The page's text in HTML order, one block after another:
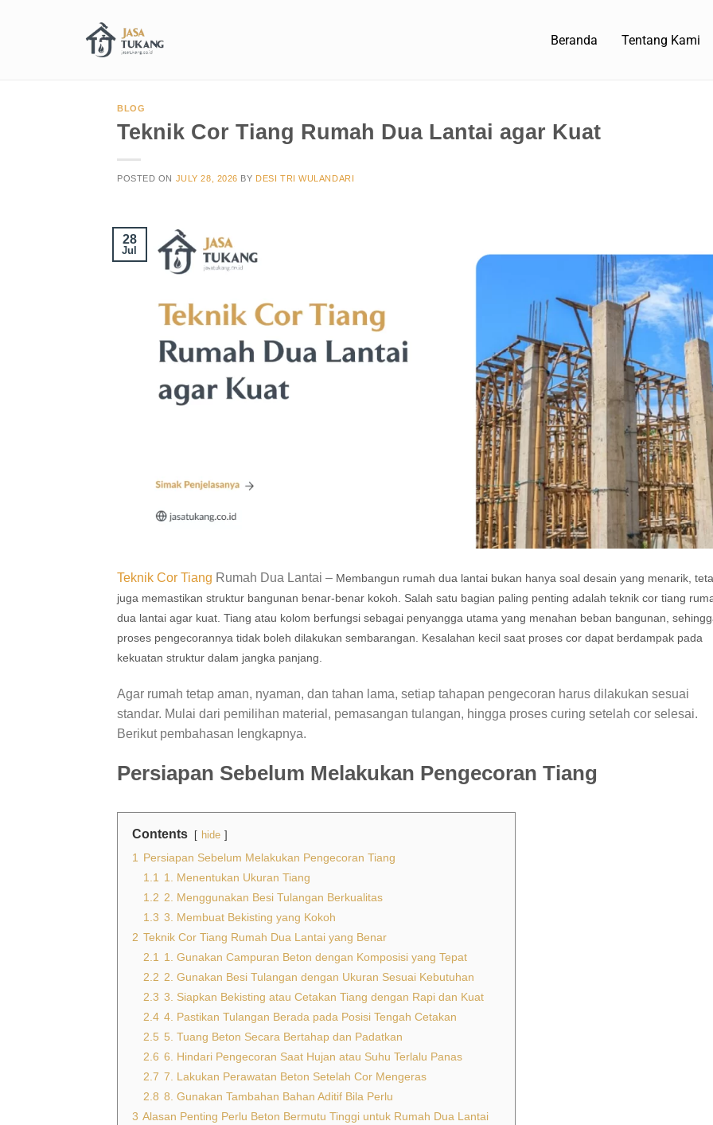
Beranda Tentang Kami
BLOG
Teknik Cor Tiang Rumah Dua Lantai agar Kuat
POSTED ON JULY 28, 2026 BY DESI TRI WULANDARI
28
Jul
Teknik Cor Tiang Rumah Dua Lantai – Membangun rumah dua lantai bukan hanya soal desain yang menarik,
juga memastikan struktur bangunan benar-benar kokoh. Salah satu bagian paling penting adalah teknik cor tiang
dua lantai agar kuat. Tiang atau kolom berfungsi sebagai penyangga utama yang menahan beban bangunan,
proses pengecorannya tidak boleh dilakukan sembarangan. Kesalahan kecil saat proses cor dapat berdampak pada
kekuatan struktur dalam jangka panjang.
Agar rumah tetap aman, nyaman, dan tahan lama, setiap tahapan pengecoran harus dilakukan sesuai
standar. Mulai dari pemilihan material, pemasangan tulangan, hingga proses curing setelah cor selesai.
Berikut pembahasan lengkapnya.
Persiapan Sebelum Melakukan Pengecoran Tiang
Contents hide
1
Persiapan Sebelum Melakukan Pengecoran Tiang
1.1
1. Menentukan Ukuran Tiang
1.2 2. Menggunakan Besi Tulangan Berkualitas
1.3 3. Membuat Bekisting yang Kokoh
2 Teknik Cor Tiang Rumah Dua Lantai yang Benar
2.1
1. Gunakan Campuran Beton dengan Komposisi yang Tepat
2.2 2. Gunakan Besi Tulangan dengan Ukuran Sesuai Kebutuhan
2.3 3. Siapkan Bekisting atau Cetakan Tiang dengan Rapi dan Kuat
2.4 4. Pastikan Tulangan Berada pada Posisi Tengah Cetakan
2.5 5. Tuang Beton Secara Bertahap dan Padatkan
2.6 6. Hindari Pengecoran Saat Hujan atau Suhu Terlalu Panas
2.7 7. Lakukan Perawatan Beton Setelah Cor Mengeras
2.8 8. Gunakan Tambahan Bahan Aditif Bila Perlu
3 Alasan Penting Perlu Beton Bermutu Tinggi untuk Rumah Dua Lantai